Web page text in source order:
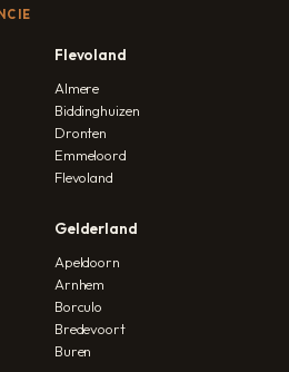
Flevoland
Almere
Biddinghuizen
Dronten
Emmeloord
Flevoland
Gelderland
Apeldoorn
Arnhem
Borculo
Bredevoort
Buren